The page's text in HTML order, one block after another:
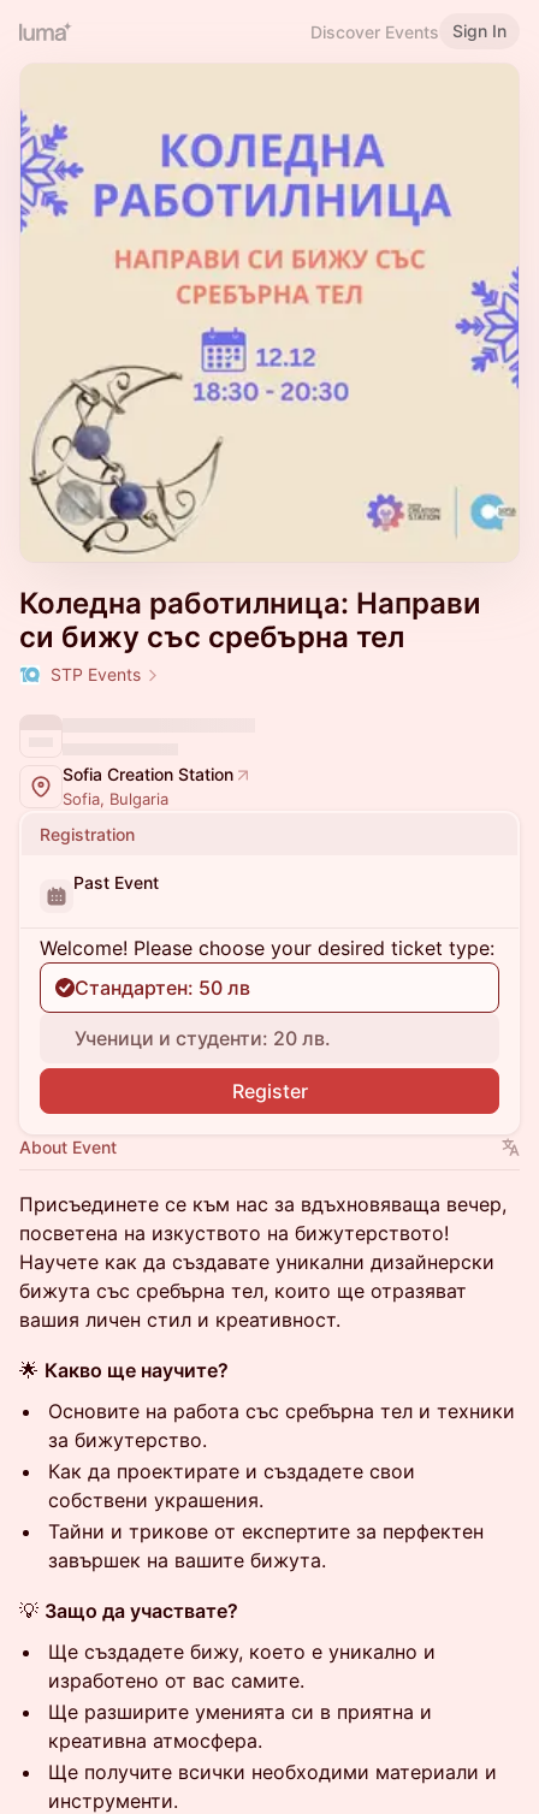
Discover Events Sign In
Коледна работилница: Направи
си бижу със сребърна тел
STP Events
Sofia Creation Station
Sofia, Bulgaria
Registration
Past Event
Welcome! Please choose your desired ticket type:
Стандартен: 50 лв
Ученици и студенти: 20 лв.
Register
About Event
Присъединете се към нас за вдъхновяваща вечер,
посветена на изкуството на бижутерството!
Научете как да създавате уникални дизайнерски
бижута със сребърна тел, които ще отразяват
вашия личен стил и креативност.
🌟 Какво ще научите?
Основите на работа със сребърна тел и техники
за бижутерство.
Как да проектирате и създадете свои
собствени украшения.
Тайни и трикове от експертите за перфектен
завършек на вашите бижута.
💡 Защо да участвате?
Ще създадете бижу, което е уникално и
изработено от вас самите.
Ще разширите уменията си в приятна и
креативна атмосфера.
Ще получите всички необходими материали и
инструменти.